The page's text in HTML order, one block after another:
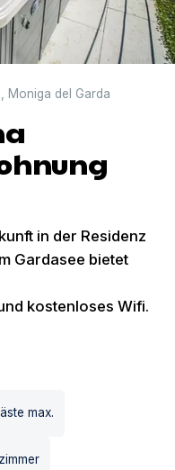
Moniga del Garda
in der Residenz
Gardasee bietet
kostenloses Wifi.
max.